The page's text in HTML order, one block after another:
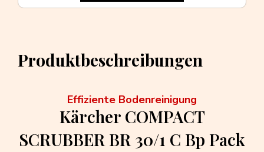
Produktbeschreibungen
Effiziente Bodenreinigung
Kärcher COMPACT
SCRUBBER BR 30/1 C Bp Pack